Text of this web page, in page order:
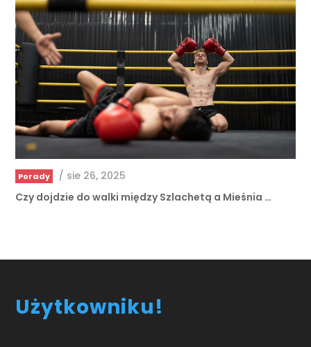
Porady / sie 26, 2025
Czy dojdzie do walki między Szlachetą a Mieśnia …
Użytkowniku!